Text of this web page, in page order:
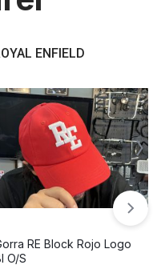
ENFIELD
RE Block Rojo Logo
O/S